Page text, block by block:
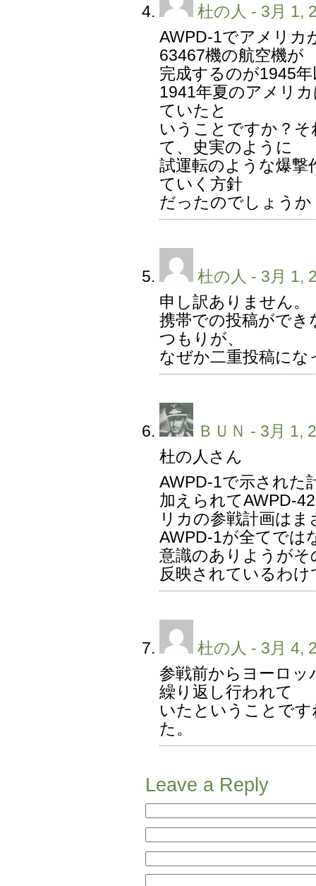
杜の人 - 3月 1,
AWPD-1でアメリカ
63467機の航空機が
完成するのが1945
1941年夏のアメリ
ていたと
いうことですか？
て、史実のように
試運転のような爆撃
ていく方針
だったのでしょうか
杜の人 - 3月 1,
申し訳ありません。
携帯での投稿がで
つもりが、
なぜか二重投稿に
ＢＵＮ - 3月 1,
杜の人さん
AWPD-1で示された
加えられてAWPD-
リカの参戦計画は
AWPD-1が全てでは
意識のありようがそ
反映されているわけ
杜の人 - 3月 4,
参戦前からヨーロッ
繰り返し行われて
いたということで
た。
Leave a Reply